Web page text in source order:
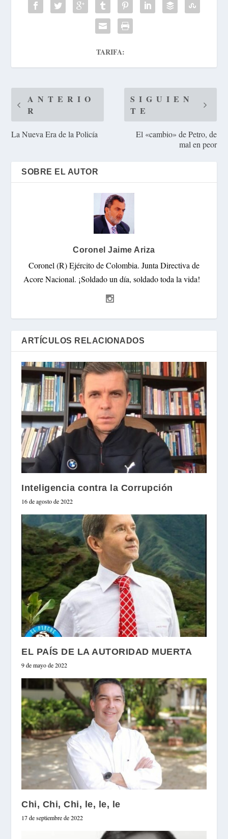
TARIFA:
ANTERIO
R
La Nueva Era de la Policía
SIGUIEN
TE
El «cambio» de Petro, de
mal en peor
SOBRE EL AUTOR
Coronel Jaime Ariza
Coronel (R) Ejército de Colombia. Junta Directiva de
Acore Nacional. ¡Soldado un día, soldado toda la vida!
ARTÍCULOS RELACIONADOS
Inteligencia contra la Corrupción
16 de agosto de 2022
EL PAÍS DE LA AUTORIDAD MUERTA
9 de mayo de 2022
Chi, Chi, Chi, le, le, le
17 de septiembre de 2022